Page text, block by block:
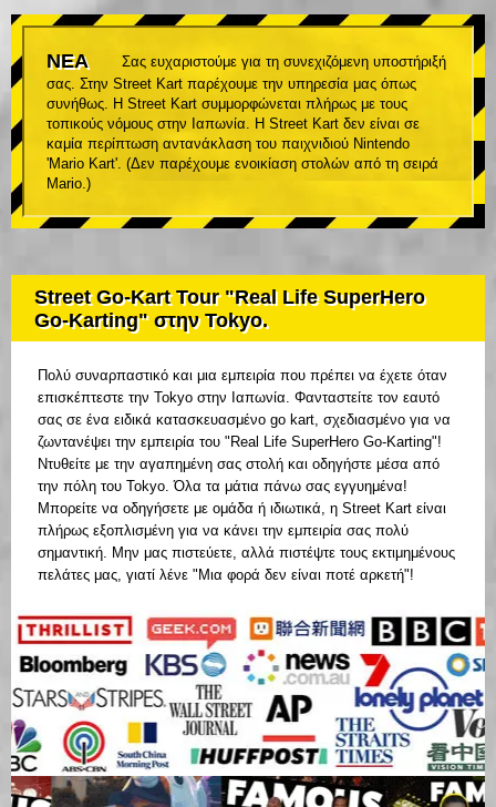
ΝΕΑ
Σας ευχαριστούμε για τη συνεχιζόμενη υποστήριξή
σας. Στην Street Kart παρέχουμε την υπηρεσία μας όπως
συνήθως. Η Street Kart συμμορφώνεται πλήρως με τους
τοπικούς νόμους στην Ιαπωνία. Η Street Kart δεν είναι σε
καμία περίπτωση αντανάκλαση του παιχνιδιού Nintendo
'Mario Kart'. (Δεν παρέχουμε ενοικίαση στολών από τη σειρά
Mario.)
Street Go-Kart Tour "Real Life SuperHero
Go-Karting" στην Tokyo.
Πολύ συναρπαστικό και μια εμπειρία που πρέπει να έχετε όταν
επισκέπτεστε την Tokyo στην Ιαπωνία. Φανταστείτε τον εαυτό
σας σε ένα ειδικά κατασκευασμένο go kart, σχεδιασμένο για να
ζωντανέψει την εμπειρία του "Real Life SuperHero Go-Karting"!
Ντυθείτε με την αγαπημένη σας στολή και οδηγήστε μέσα από
την πόλη του Tokyo. Όλα τα μάτια πάνω σας εγγυημένα!
Μπορείτε να οδηγήσετε με ομάδα ή ιδιωτικά, η Street Kart είναι
πλήρως εξοπλισμένη για να κάνει την εμπειρία σας πολύ
σημαντική. Μην μας πιστεύετε, αλλά πιστέψτε τους εκτιμημένους
πελάτες μας, γιατί λένε "Μια φορά δεν είναι ποτέ αρκετή"!